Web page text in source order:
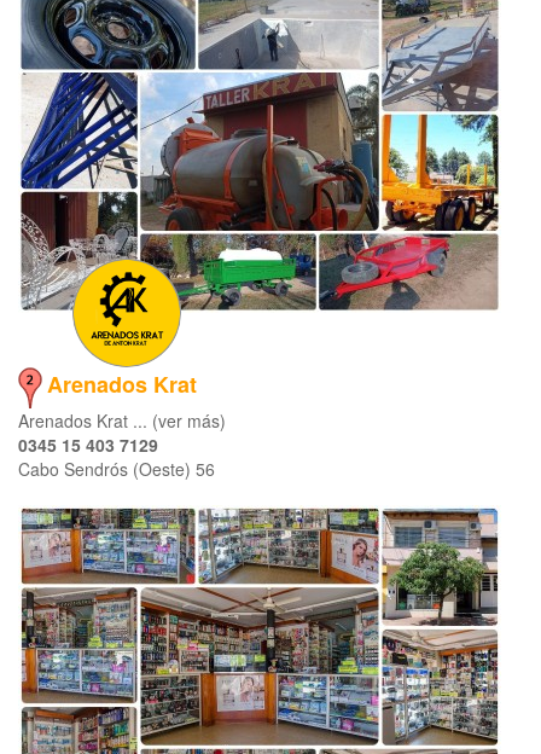
Arenados Krat
Arenados Krat ... (ver más)
0345 15 403 7129
Cabo Sendrós (Oeste) 56